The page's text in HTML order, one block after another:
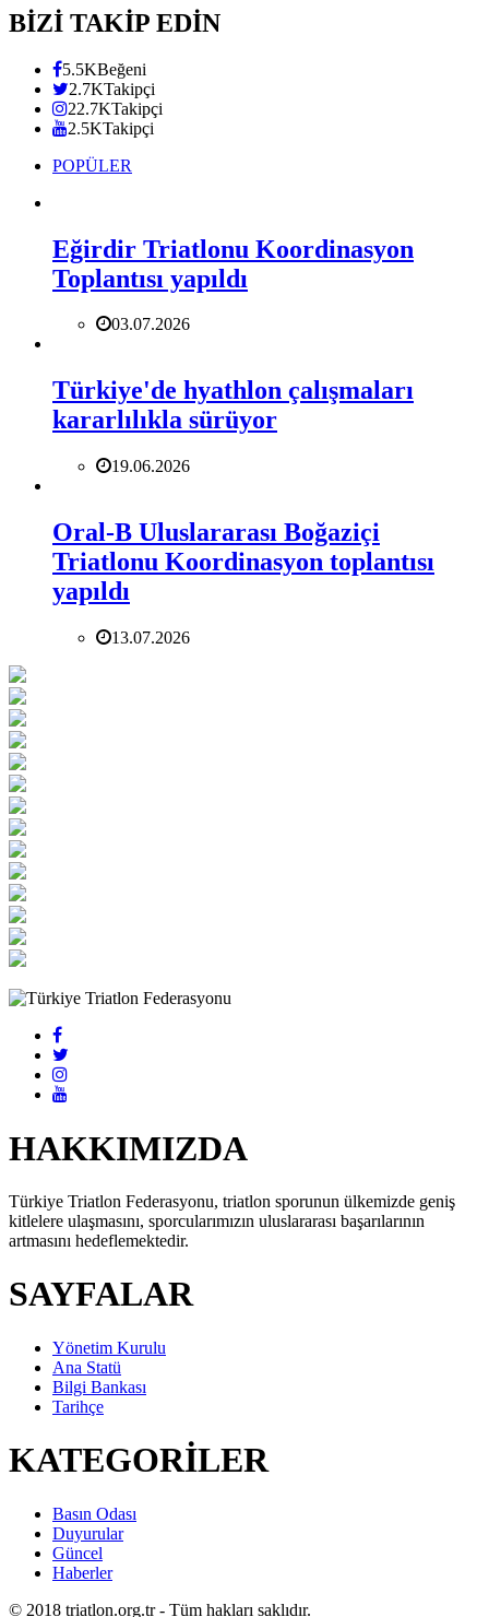
BİZİ TAKİP EDİN
5.5KBeğeni
2.7KTakipçi
22.7KTakipçi
2.5KTakipçi
POPÜLER
Eğirdir Triatlonu Koordinasyon
Toplantısı yapıldı
03.07.2026
Türkiye'de hyathlon çalışmaları
kararlılıkla sürüyor
19.06.2026
Oral-B Uluslararası Boğaziçi
Triatlonu Koordinasyon toplantısı
yapıldı
13.07.2026
HAKKIMIZDA
Türkiye Triatlon Federasyonu, triatlon sporunun ülkemizde geniş
kitlelere ulaşmasını, sporcularımızın uluslararası başarılarının
artmasını hedeflemektedir.
SAYFALAR
Yönetim Kurulu
Ana Statü
Bilgi Bankası
Tarihçe
KATEGORİLER
Basın Odası
Duyurular
Güncel
Haberler
© 2018 triatlon.org.tr - Tüm hakları saklıdır.